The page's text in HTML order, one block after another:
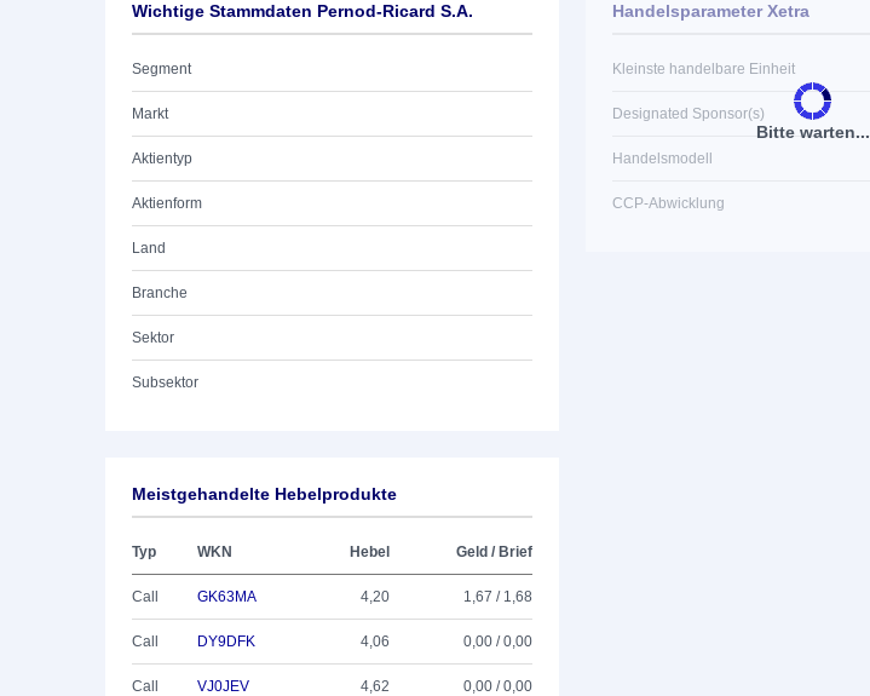
Wichtige Stammdaten Pernod-Ricard S.A.
Segment
Markt
Aktientyp
Aktienform
Land
Branche
Sektor
Subsektor
Bitte warten...
Handelsparameter Xetra
Kleinste handelbare Einheit
Designated Sponsor(s)
Handelsmodell
CCP-Abwicklung
Meistgehandelte Hebelprodukte
Typ WKN Hebel Geld / Brief
Call GK63MA 4,20 1,67 / 1,68
Call DY9DFK 4,06 0,00 / 0,00
Call VJ0JEV 4,62 0,00 / 0,00